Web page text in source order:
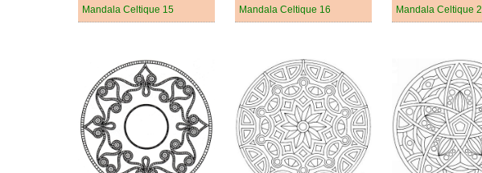
Mandala Celtique 15 Mandala Celtique 16 Mandala Celtique 2